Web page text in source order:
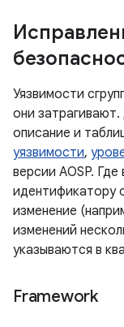
Уязвимости
они
описание и
уязвимости,
версии AOSP.
идентификатору
изменение
изменений
указываются в
Framework